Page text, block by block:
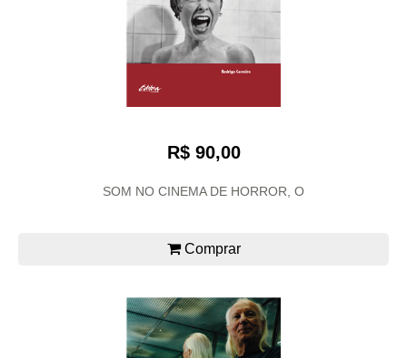
R$ 90,00
SOM NO CINEMA DE HORROR, O
Comprar